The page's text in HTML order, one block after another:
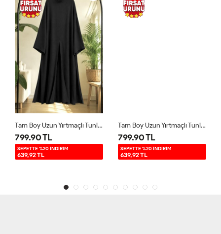
Tam Boy Uzun Yırtmaçlı Tunik Siyah YR9580
799.90 TL
SEPETTE %20 İNDİRİM
639,92 TL
Tam Boy Uzun Yırtmaçlı Tunik Kahverengi YR9580
799.90 TL
SEPETTE %20 İNDİRİM
639,92 TL